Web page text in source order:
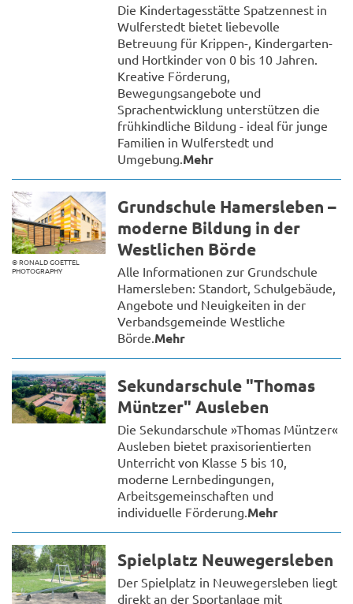
Die Kindertagesstätte Spatzennest in
Wulferstedt bietet liebevolle
Betreuung für Krippen-, Kindergarten-
und Hortkinder von 0 bis 10 Jahren.
Kreative Förderung,
Bewegungsangebote und
Sprachentwicklung unterstützen die
frühkindliche Bildung - ideal für junge
Familien in Wulferstedt und
Umgebung. Mehr
© RONALD GOETTEL
PHOTOGRAPHY
Grundschule Hamersleben –
moderne Bildung in der
Westlichen Börde
Alle Informationen zur Grundschule
Hamersleben: Standort, Schulgebäude,
Angebote und Neuigkeiten in der
Verbandsgemeinde Westliche
Börde. Mehr
Sekundarschule "Thomas
Müntzer" Ausleben
Die Sekundarschule »Thomas Müntzer«
Ausleben bietet praxisorientierten
Unterricht von Klasse 5 bis 10,
moderne Lernbedingungen,
Arbeitsgemeinschaften und
individuelle Förderung. Mehr
Spielplatz Neuwegersleben
Der Spielplatz in Neuwegersleben liegt
direkt an der Sportanlage mit